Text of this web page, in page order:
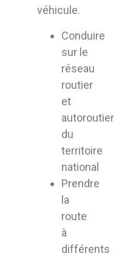
véhicule.
Conduire
sur le
réseau
routier
et
autoroutier
du
territoire
national
Prendre
la
route
à
différents